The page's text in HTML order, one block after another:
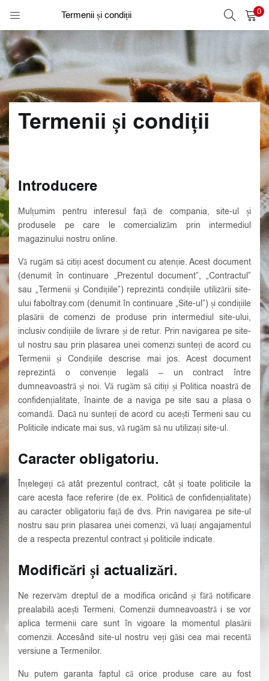
Termenii și condiții 0
Termenii și condiții
Introducere
Mulțumim pentru interesul față de compania, site-ul și
produsele pe care le comercializăm prin intermediul
magazinului nostru online.
Vă rugăm să citiți acest document cu atenție. Acest document
(denumit în continuare „Prezentul document”, „Contractul”
sau „Termenii și Condițiile”) reprezintă condițiile utilizării site-
ului faboltray.com (denumit în continuare „Site-ul”) și condițiile
plasării de comenzi de produse prin intermediul site-ului,
inclusiv condițiile de livrare și de retur. Prin navigarea pe site-
ul nostru sau prin plasarea unei comenzi sunteți de acord cu
Termenii și Condițiile descrise mai jos. Acest document
reprezintă o convenție legală – un contract între
dumneavoastră și noi. Vă rugăm să citiți și Politica noastră de
confidențialitate, înainte de a naviga pe site sau a plasa o
comandă. Dacă nu sunteți de acord cu acești Termeni sau cu
Politicile indicate mai sus, vă rugăm să nu utilizați site-ul.
Caracter obligatoriu.
Înțelegeți că atât prezentul contract, cât și toate politicile la
care acesta face referire (de ex. Politică de confidențialitate)
au caracter obligatoriu față de dvs. Prin navigarea pe site-ul
nostru sau prin plasarea unei comenzi, vă luați angajamentul
de a respecta prezentul contract și politicile indicate.
Modificări și actualizări.
Ne rezervăm dreptul de a modifica oricând și fără notificare
prealabilă acești Termeni. Comenzii dumneavoastră i se vor
aplica termenii care sunt în vigoare la momentul plasării
comenzii. Accesând site-ul nostru veți găsi cea mai recentă
versiune a Termenilor.
Nu putem garanta faptul că orice produse care au fost
AUTENTIFICARE
Introduceți numele de utilizator / adresa de email și parola pentru
a vă conecta.
Alternative:
Ține-mă minte.
Autentificare
Parolă uitată?